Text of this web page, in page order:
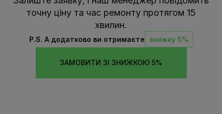
точну ціну та час ремонту протягом 15
хвилин.
P.S. А додатково ви отримаєте знижку 5%
ЗАМОВИТИ ЗІ ЗНИЖКОЮ 5%